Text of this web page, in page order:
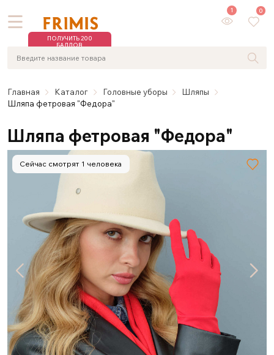
ПОЛУЧИТЬ 200
БАЛЛОВ
1 0
Главная Каталог Головные уборы
Шляпы
Шляпа фетровая "Федора"
Шляпа фетровая "Федора"
Сейчас смотрят 1 человека